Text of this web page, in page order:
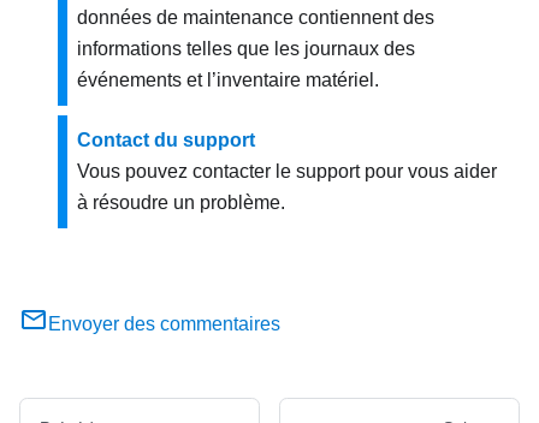
données de maintenance contiennent des
informations telles que les journaux des
événements et l’inventaire matériel.
Contact du support
Vous pouvez contacter le support pour vous aider
à résoudre un problème.
Envoyer des commentaires